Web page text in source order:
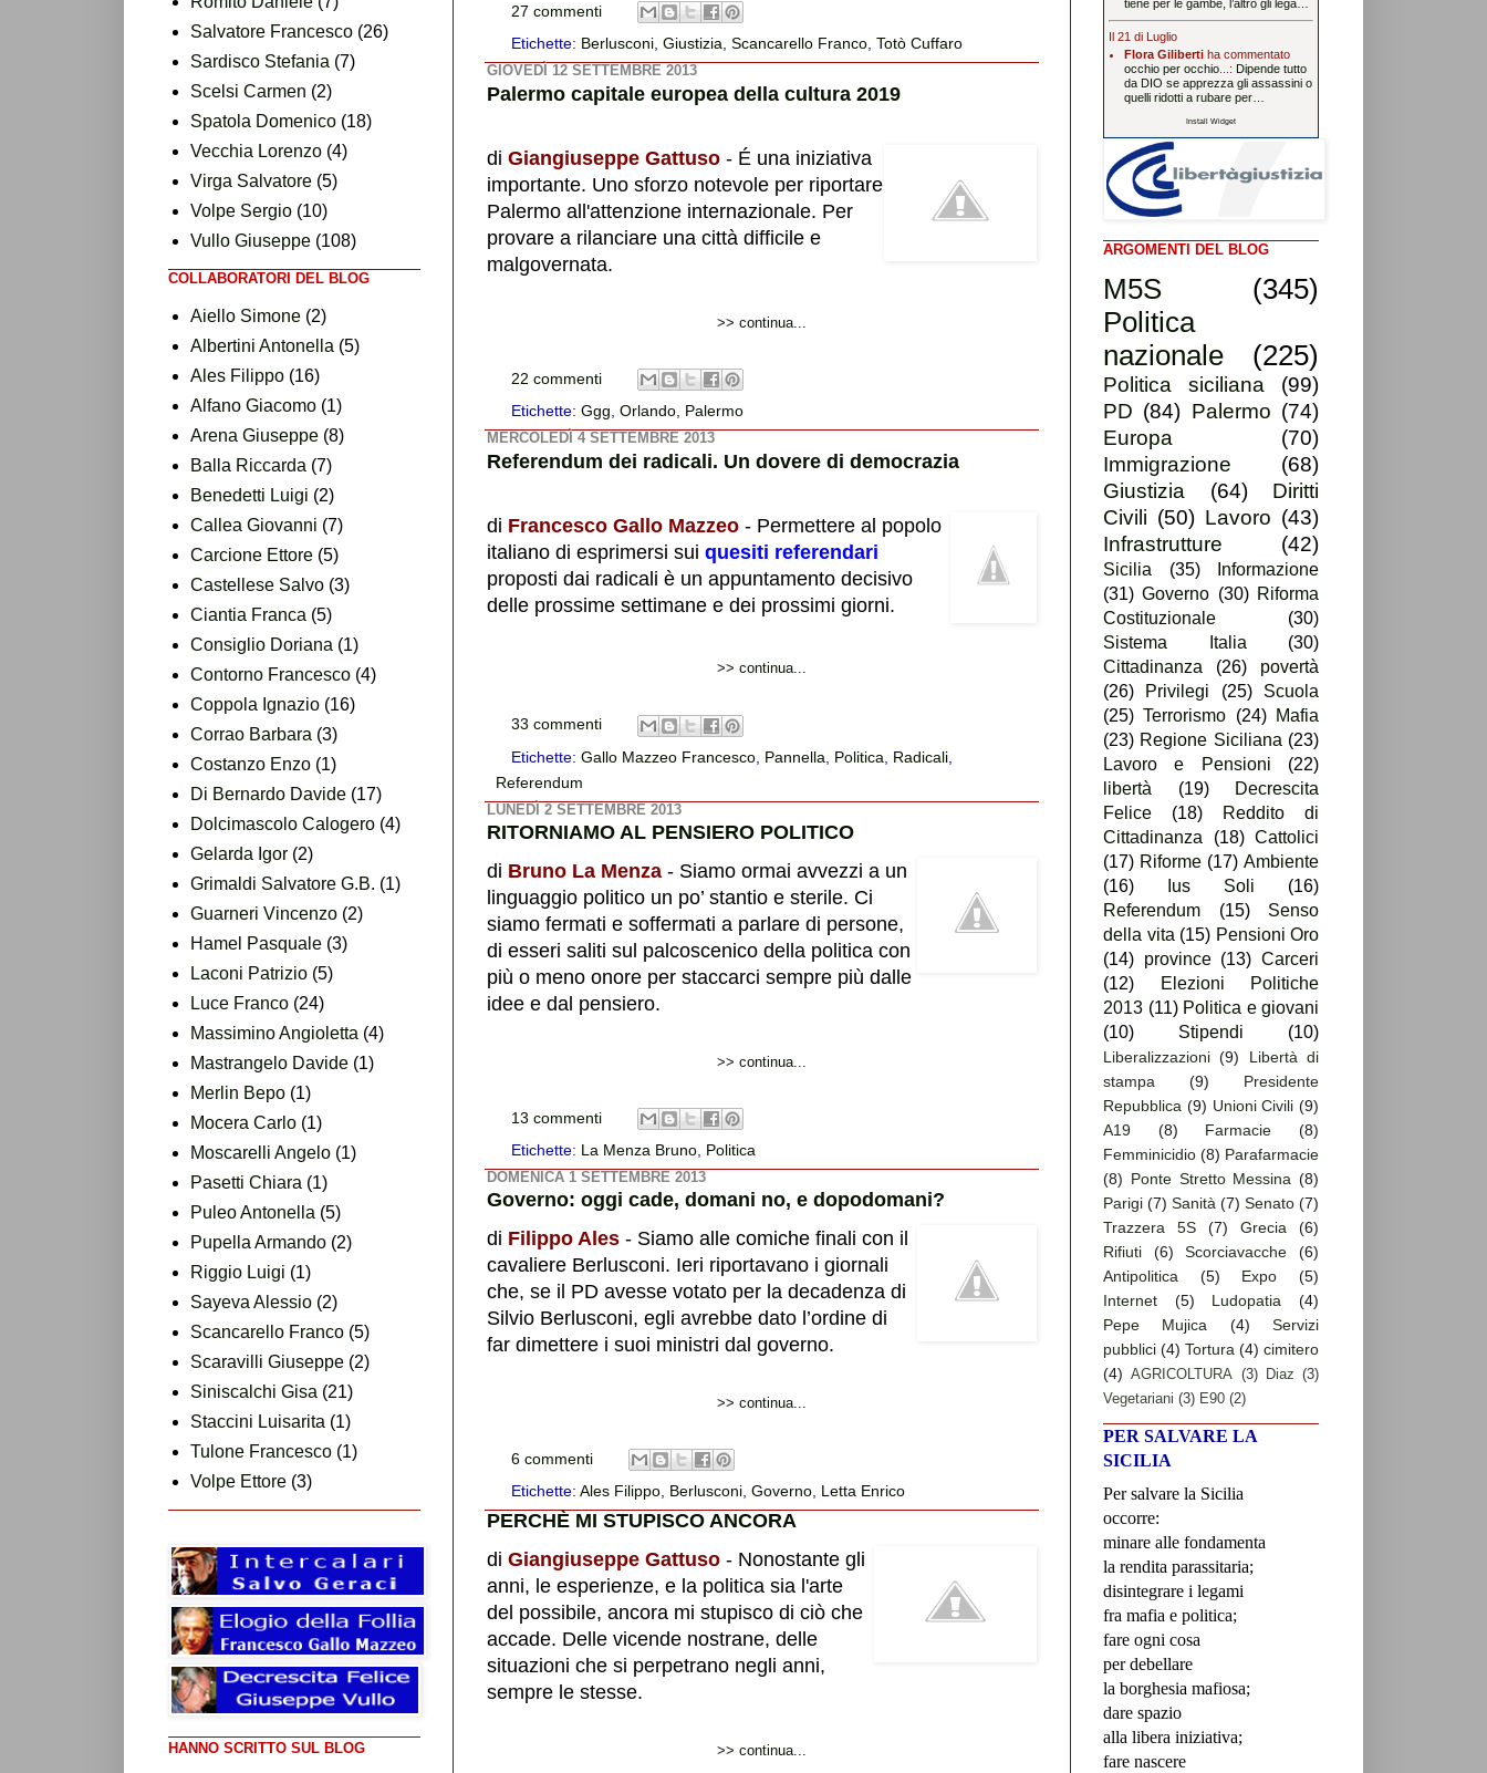
27 commenti
Etichette: Berlusconi ,Giustizia ,Scancarello Franco ,Totò Cuffaro
GIOVEDÌ 12 SETTEMBRE 2013
Palermo capitale europea della cultura 2019
di Giangiuseppe Gattuso - É una iniziativa
importante. Uno sforzo notevole per riportare
Palermo all'attenzione internazionale. Per
provare a rilanciare una città difficile e
malgovernata.
>> continua...
22 commenti
Etichette:Ggg,Orlando, Palermo
MERCOLEDÌ 4 SETTEMBRE 2013
Referendum dei radicali. Un dovere di democrazia
di Francesco Gallo Mazzeo - Permettere al popolo
italiano di esprimersi sui quesiti referendari
proposti dai radicali è un appuntamento decisivo
delle prossime settimane e dei prossimi giorni.
>> continua...
33 commenti
Etichette:Gallo Mazzeo Francesco Pannella Politica Radicali
Referendum
LUNEDÌ 2 SETTEMBRE 2013
RITORNIAMO AL PENSIERO POLITICO
di Bruno La Menza - Siamo ormai avvezzi a un
linguaggio politico un po’ stantio e sterile. Ci
siamo fermati e soffermati a parlare di persone,
di esseri saliti sul palcoscenico della politica con
più o meno onore per staccarci sempre più dalle
idee e dal pensiero.
>> continua...
13 commenti
Etichette: La Menza Bruno Politica
DOMENICA 1 SETTEMBRE 2013
Governo: oggi cade, domani no, e dopodomani?
di Filippo Ales - Siamo alle comiche finali con il
cavaliere Berlusconi. Ieri riportavano i giornali
che, se il PD avesse votato per la decadenza di
Silvio Berlusconi, egli avrebbe dato l’ordine di
far dimettere i suoi ministri dal governo.
>> continua...
6 commenti
Etichette:Ales Filippo Berlusconi ,Governo Letta Enrico
PERCHÈ MI STUPISCO ANCORA
di Giangiuseppe Gattuso - Nonostante gli
anni, le esperienze, e la politica sia l'arte
del possibile, ancora mi stupisco di ciò che
accade. Delle vicende nostrane, delle
situazioni che si perpetrano negli anni,
sempre le stesse.
>> continua...
Salvatore Francesco (26)
Sardisco Stefania (7)
Scelsi Carmen (2)
Spatola Domenico (18)
Vecchia Lorenzo (4)
Virga Salvatore (5)
Volpe Sergio (10)
Vullo Giuseppe (108)
COLLABORATORI DEL BLOG
Aiello Simone (2)
Albertini Antonella (5)
Ales Filippo (16)
Alfano Giacomo (1)
Arena Giuseppe (8)
Balla Riccarda (7)
Benedetti Luigi (2)
Callea Giovanni (7)
Carcione Ettore (5)
Castellese Salvo (3)
Ciantia Franca (5)
Consiglio Doriana (1)
Contorno Francesco (4)
Coppola Ignazio (16)
Corrao Barbara (3)
Costanzo Enzo (1)
Di Bernardo Davide (17)
Dolcimascolo Calogero (4)
Gelarda Igor (2)
Grimaldi Salvatore G.B. (1)
Guarneri Vincenzo (2)
Hamel Pasquale (3)
Laconi Patrizio (5)
Luce Franco (24)
Massimino Angioletta (4)
Mastrangelo Davide (1)
Merlin Bepo (1)
Mocera Carlo (1)
Moscarelli Angelo (1)
Pasetti Chiara (1)
Puleo Antonella (5)
Pupella Armando (2)
Riggio Luigi (1)
Sayeva Alessio (2)
Scancarello Franco (5)
Scaravilli Giuseppe (2)
Siniscalchi Gisa (21)
Staccini Luisarita (1)
Tulone Francesco (1)
Volpe Ettore (3)
HANNO SCRITTO SUL BLOG
tiene per le gambe, l’altro gli lega…
Il 21 di Luglio
Flora Gilibertiha commentato
occhio per occhio...: Dipende tutto
da DIO se apprezza gli assassini o
quelli ridotti a rubare per…
Install Widget
ARGOMENTI DEL BLOG
M5S
(345)
Politica
nazionale
(225)
Politica siciliana
(99)
PD (84) Palermo (74)
Europa
(70)
Immigrazione
(68)
Giustizia
(64)
Diritti
Civili (50) Lavoro (43)
Infrastrutture
(42)
Sicilia (35)
Informazione
(31) Governo (30) Riforma
Costituzionale
(30)
Sistema Italia
(30)
Cittadinanza
(26)
povertà
(26)
Privilegi (25)
Scuola
(25) Terrorismo (24)
Mafia
(23) Regione Siciliana (23)
Lavoro e Pensioni
(22)
libertà
(19)
Decrescita
Felice
(18)
Reddito di
Cittadinanza
(18) Cattolici
(17) Riforme (17) Ambiente
(16)
Ius Soli
(16)
Referendum
(15)
Senso
della vita (15) Pensioni Oro
(14) province (13) Carceri
(12)
Elezioni Politiche
2013 (11) Politica e giovani
(10)
Stipendi (10)
Liberalizzazioni (9)
Libertà di
stampa
(9)
Presidente
Repubblica (9) Unioni Civili (9)
A19
(8) Farmacie
(8)
Femminicidio (8) Parafarmacie
(8) Ponte Stretto Messina (8)
Parigi (7) Sanità (7) Senato (7)
Trazzera 5S
(7) Grecia
(6)
Rifiuti
(6) Scorciavacche
(6)
Antipolitica
(5) Expo
(5)
Internet
(5) Ludopatia
(4)
Pepe Mujica
(4)
Servizi
pubblici (4) Tortura (4) cimitero
(4) AGRICOLTURA (3) Diaz (3)
Vegetariani (3) E90 (2)
PER SALVARE LA
SICILIA
Per salvare la Sicilia
occorre:
minare alle fondamenta
la rendita parassitaria;
disintegrare i legami
fra mafia e politica;
fare ogni cosa
per debellare
la borghesia mafiosa;
dare spazio
alla libera iniziativa;
fare nascere